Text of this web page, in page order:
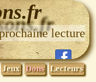
lecture
Jeux Dons Lecteurs